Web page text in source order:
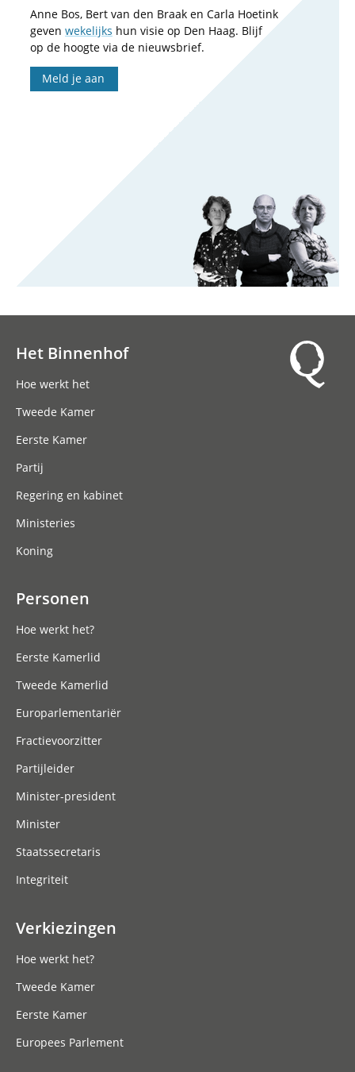
Anne Bos, Bert van den Braak en Carla Hoetink
geven wekelijks hun visie op Den Haag. Blijf
op de hoogte via de nieuwsbrief.
Meld je aan
Het Binnenhof
Hoe werkt het
Tweede Kamer
Eerste Kamer
Partij
Regering en kabinet
Ministeries
Koning
Personen
Hoe werkt het?
Eerste Kamerlid
Tweede Kamerlid
Europarlementariër
Fractievoorzitter
Partijleider
Minister-president
Minister
Staatssecretaris
Integriteit
Verkiezingen
Hoe werkt het?
Tweede Kamer
Eerste Kamer
Europees Parlement